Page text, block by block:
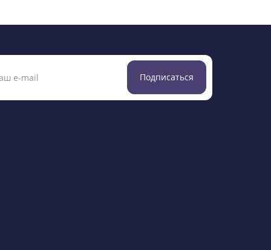
Подписаться